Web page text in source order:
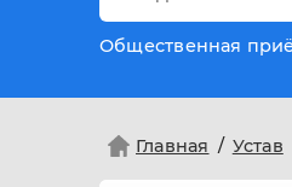
Общественная
Главная Устав